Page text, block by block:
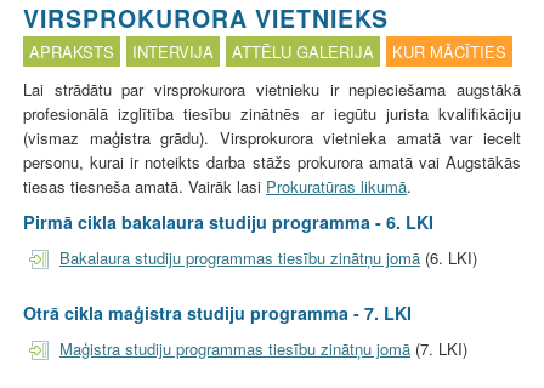
i
j
u
p
a
s
a
u
l
e
VIRSPROKURORA VIETNIEKS
APRAKSTS INTERVIJA ATTĒLU GALERIJA
KUR MĀCĪTIES
Lai strādātu par virsprokurora vietnieku ir nepieciešama augstākā
profesionālā izglītība tiesību zinātnēs ar iegūtu jurista kvalifikāciju
(vismaz maģistra grādu). Virsprokurora vietnieka amatā var iecelt
personu, kurai ir noteikts darba stāžs prokurora amatā vai Augstākās
tiesas tiesneša amatā. Vairāk lasi Prokuratūras likumā.
Pirmā cikla bakalaura studiju programma - 6. LKI
Bakalaura studiju programmas tiesību zinātņu jomā (6. LKI)
Otrā cikla maģistra studiju programma - 7. LKI
Maģistra studiju programmas tiesību zinātņu jomā (7. LKI)